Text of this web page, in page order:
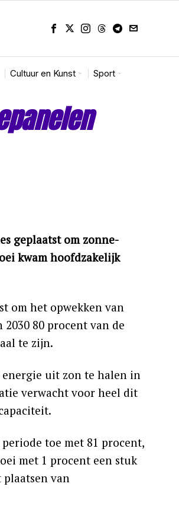
Cultuur en Kunst Sport
geplaatst om zonne-
kwam hoofdzakelijk
om het opwekken van
80 procent van de
te zijn.
energie uit zon te halen in
verwacht voor heel dit
toe met 81 procent,
met 1 procent een stuk
van